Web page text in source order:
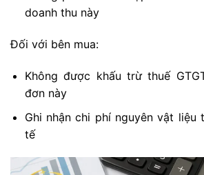
doanh thu này
Đối với bên mua:
Không được khấu trừ thuế
đơn này
Ghi nhận chi phí nguyên vật liệu
tế